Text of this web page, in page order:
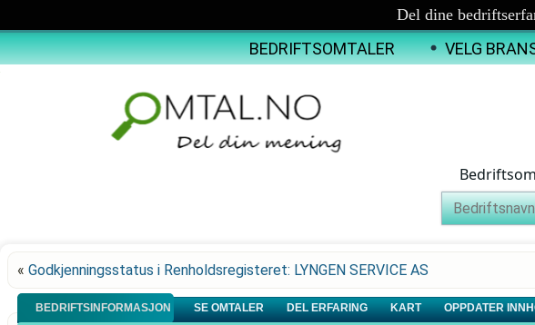
Del dine
BEDRIFTSOMTALER VELG
« Godkjenningsstatus i Renholdsregisteret: LYNGEN SERVICE AS
BEDRIFTSINFORMASJON SE OMTALER DEL ERFARING KART OPPDATER